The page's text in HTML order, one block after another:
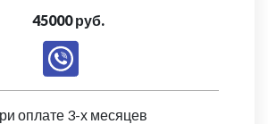
45000 руб.
оплате 3-х месяцев